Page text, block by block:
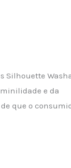
Silhouette
e da
que o